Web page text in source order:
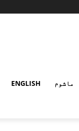
ماشوم ENGLISH